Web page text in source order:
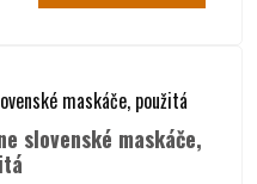
slovenské maskáče,